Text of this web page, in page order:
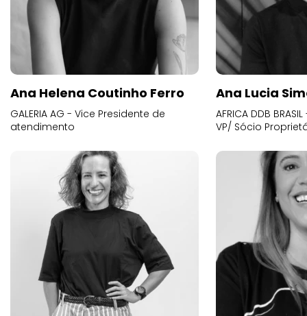
Ana Helena Coutinho Ferro
GALERIA AG - Vice Presidente de
atendimento
Ana Lucia
AFRICA DDB
VP/ Sócio